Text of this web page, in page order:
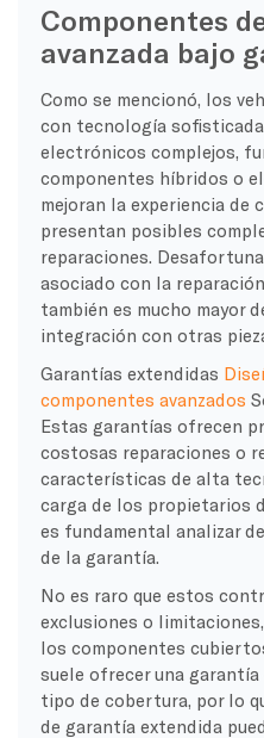
Componentes
avanzada bajo
Como se mencionó, los
con tecnología
electrónicos complejos,
componentes híbridos o
mejoran la experiencia de
presentan posibles
reparaciones.
asociado con la
también es mucho mayor
integración con otras
Garantías extendidas
componentes avanzados
Estas garantías ofrecen
costosas reparaciones o
características de alta
carga de los propietarios
es fundamental analizar
de la garantía.
No es raro que estos
exclusiones o
los componentes
suele ofrecer una
tipo de cobertura, por lo
de garantía extendida